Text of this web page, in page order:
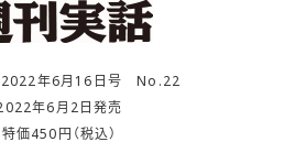
2022年6月16日号 No.22
年6月2日発売
特価450円（税込）